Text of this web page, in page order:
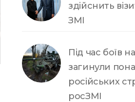
здійснить
ЗМІ
Під час боїв
загинули
російських
росЗМІ